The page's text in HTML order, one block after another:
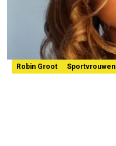
Robin Groot Sportvrouwen